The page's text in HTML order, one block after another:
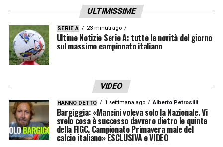
ULTIMISSIME
SERIE A 23 minuti ago
Ultime Notizie Serie A: tutte le novità del giorno
sul massimo campionato italiano
VIDEO
HANNO DETTO 1 settimana ago Alberto Petrosilli
Bargiggia: «Mancini voleva solo la Nazionale. Vi
svelo cosa è successo davvero dietro le quinte
della FIGC. Campionato Primavera male del
calcio italiano» ESCLUSIVA e VIDEO